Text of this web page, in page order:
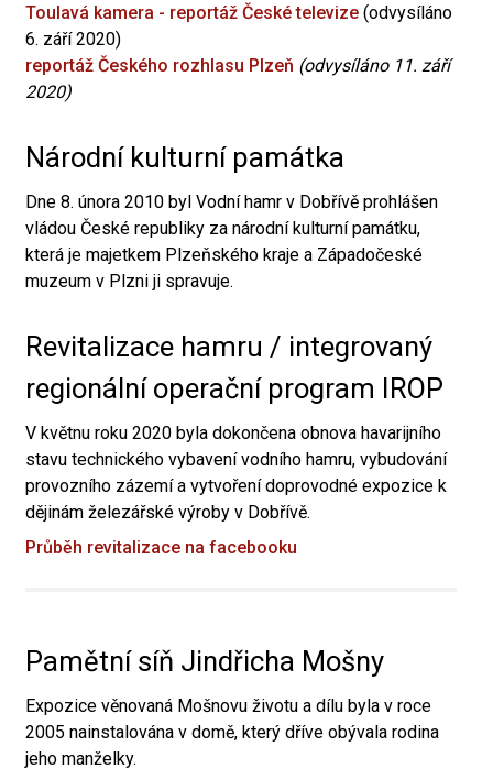
Toulavá kamera - reportáž České televize (odvysíláno
6. září 2020)
reportáž Českého rozhlasu Plzeň (odvysíláno 11. září
2020)
Národní kulturní památka
Dne 8. února 2010 byl Vodní hamr v Dobřívě prohlášen
vládou České republiky za národní kulturní památku,
která je majetkem Plzeňského kraje a Západočeské
muzeum v Plzni ji spravuje.
Revitalizace hamru / integrovaný
regionální operační program IROP
V květnu roku 2020 byla dokončena obnova havarijního
stavu technického vybavení vodního hamru, vybudování
provozního zázemí a vytvoření doprovodné expozice k
dějinám železářské výroby v Dobřívě.
Průběh revitalizace na facebooku
Pamětní síň Jindřicha Mošny
Expozice věnovaná Mošnovu životu a dílu byla v roce
2005 nainstalována v domě, který dříve obývala rodina
jeho manželky.